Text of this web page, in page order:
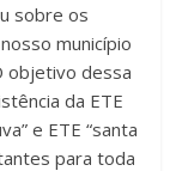
sobre os
município
objetivo dessa
da ETE
e ETE “santa
para toda